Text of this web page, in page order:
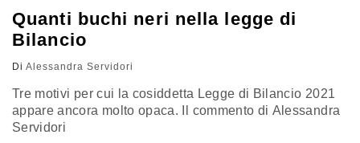
Quanti buchi neri nella legge di
Bilancio
Di Alessandra Servidori
Tre motivi per cui la cosiddetta Legge di Bilancio 2021
appare ancora molto opaca. Il commento di Alessandra
Servidori